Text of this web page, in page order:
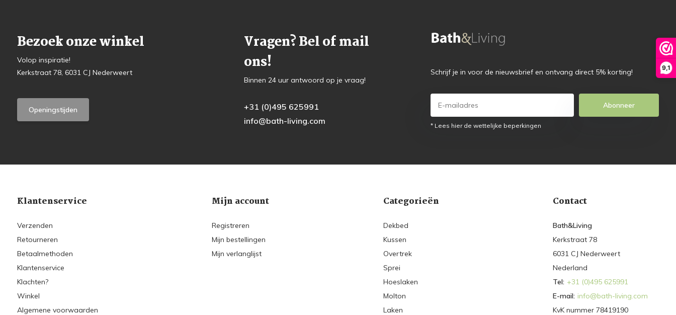
9,1
Bezoek onze winkel
Volop inspiratie!
Kerkstraat 78, 6031 CJ Nederweert
Openingstijden
Vragen? Bel of mail
ons!
Binnen 24 uur antwoord op je vraag!
+31 (0)495 625991
info@bath-living.com
Schrijf je in voor de nieuwsbrief en ontvang direct 5% korting!
Abonneer
* Lees hier de wettelijke beperkingen
Klantenservice
Verzenden
Retourneren
Betaalmethoden
Klantenservice
Klachten?
Winkel
Algemene voorwaarden
Mijn account
Registreren
Mijn bestellingen
Mijn verlanglijst
Categorieën
Dekbed
Kussen
Overtrek
Sprei
Hoeslaken
Molton
Laken
Contact
Bath&Living
Kerkstraat 78
6031 CJ Nederweert
Nederland
Tel: +31 (0)495 625991
E-mail: info@bath-living.com
KvK nummer 78419190